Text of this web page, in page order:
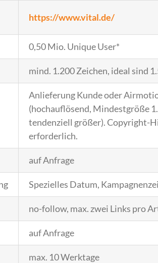
https://www.vital.de/
0,50 Mio. Unique User*
mind. 1.200 Zeichen, ideal sind
Anlieferung Kunde oder
(hochauflösend, Mindestgröße
tendenziell größer). Copyright-
erforderlich.
auf Anfrage
Spezielles Datum,
no-follow, max. zwei Links pro
auf Anfrage
max. 10 Werktage